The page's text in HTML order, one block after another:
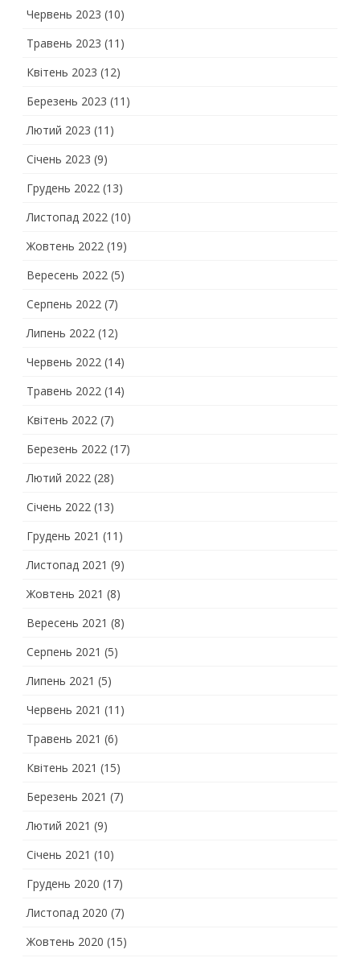
Червень 2023 (10)
Травень 2023 (11)
Квітень 2023 (12)
Березень 2023 (11)
Лютий 2023 (11)
Січень 2023 (9)
Грудень 2022 (13)
Листопад 2022 (10)
Жовтень 2022 (19)
Вересень 2022 (5)
Серпень 2022 (7)
Липень 2022 (12)
Червень 2022 (14)
Травень 2022 (14)
Квітень 2022 (7)
Березень 2022 (17)
Лютий 2022 (28)
Січень 2022 (13)
Грудень 2021 (11)
Листопад 2021 (9)
Жовтень 2021 (8)
Вересень 2021 (8)
Серпень 2021 (5)
Липень 2021 (5)
Червень 2021 (11)
Травень 2021 (6)
Квітень 2021 (15)
Березень 2021 (7)
Лютий 2021 (9)
Січень 2021 (10)
Грудень 2020 (17)
Листопад 2020 (7)
Жовтень 2020 (15)